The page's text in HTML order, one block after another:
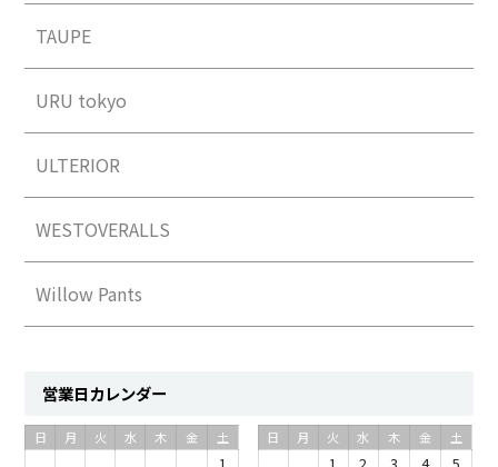
TAUPE
URU tokyo
ULTERIOR
WESTOVERALLS
Willow Pants
営業日カレンダー
日 月 火 水 木 金 土 日 月 火 水 木 金 土